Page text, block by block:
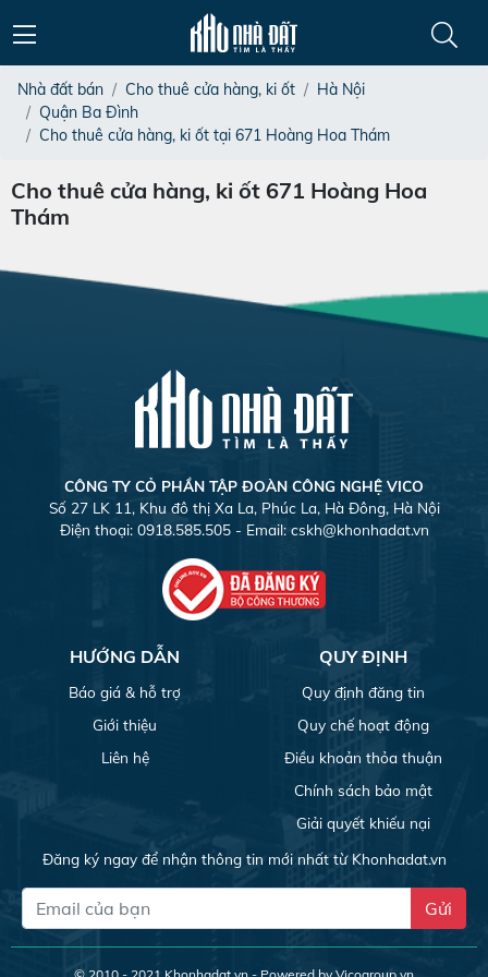
Nhà đất bán Cho thuê cửa hàng, ki ốt
Hà Nội
Quận Ba Đình
Cho thuê cửa hàng, ki ốt tại 671 Hoàng Hoa Thám
Cho thuê cửa hàng, ki ốt 671 Hoàng Hoa
Thám
CÔNG TY CỎ PHẦN TẬP ĐOÀN CÔNG NGHỆ VICO
Số 27 LK 11, Khu đô thị Xa La, Phúc La, Hà Đông, Hà Nội
Điện thoại: 0918.585.505 - Email: cskh@khonhadat.vn
HƯỚNG DẪN
Báo giá & hỗ trợ
Giới thiệu
Liên hệ
QUY ĐỊNH
Quy định đăng tin
Quy chế hoạt động
Điều khoản thỏa thuận
Chính sách bảo mật
Giải quyết khiếu nại
Đăng ký ngay để nhận thông tin mới nhất từ Khonhadat.vn
Gửi